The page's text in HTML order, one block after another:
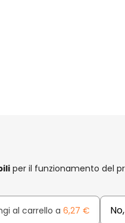
per il funzionamento del
al carrello a6,27 €